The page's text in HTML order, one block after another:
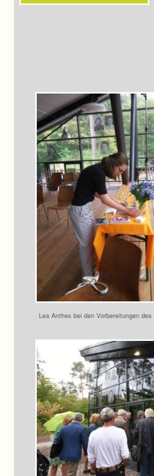
Lea Anthes bei den Vor­be­rei­tun­gen